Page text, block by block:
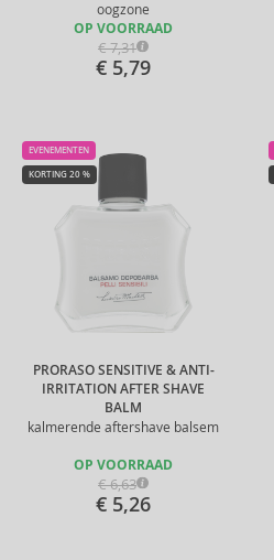
oogzone
OP VOORRAAD
€ 7,31
€ 5,79
PRORASO SENSITIVE & ANTI-
IRRITATION AFTER SHAVE
BALM
kalmerende aftershave balsem
EVENEMENTEN
KORTING 20 %
OP VOORRAAD
€ 6,63
€ 5,26